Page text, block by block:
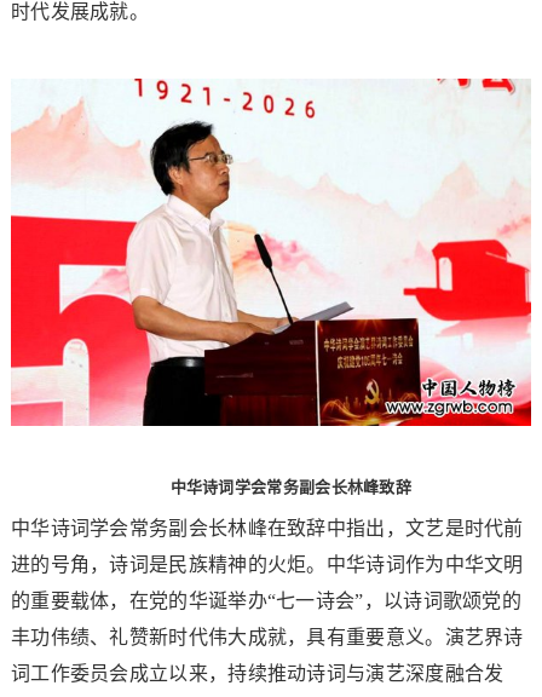
时代发展成就。
中华诗词学会常务副会长林峰致辞
中华诗词学会常务副会长林峰在致辞中指出，文艺是时代前
进的号角，诗词是民族精神的火炬。中华诗词作为中华文明
的重要载体，在党的华诞举办“七一诗会”，以诗词歌颂党的
丰功伟绩、礼赞新时代伟大成就，具有重要意义。演艺界诗
词工作委员会成立以来，持续推动诗词与演艺深度融合发